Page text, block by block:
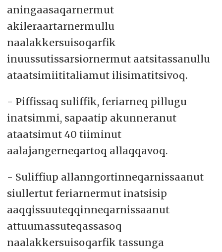
aningaasaqarnermut
akileraartarnermullu
naalakkersuisoqarfik
inuussutissarsiornermut aatsitassanullu
ataatsimiititaliamut ilisimatitsivoq.
- Piffissaq suliffik, feriarneq pillugu
inatsimmi, sapaatip akunneranut
ataatsimut 40 tiiminut
aalajangerneqartoq allaqqavoq.
- Suliffiup allanngortinneqarnissaanut
siullertut feriarnermut inatsisip
aaqqissuuteqqinneqarnissaanut
attuumassuteqassasoq
naalakkersuisoqarfik tassunga